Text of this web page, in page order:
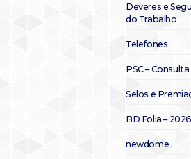
Deveres e
do Trabalho
Telefones
PSC – Consulta
Selos e
BD Folia – 2026
newdome